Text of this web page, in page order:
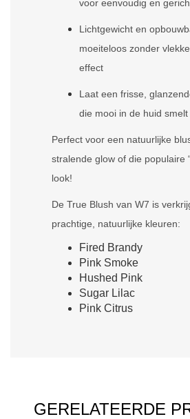
voor eenvoudig en
Lichtgewicht en
moeiteloos zonder
effect
Laat een frisse,
die mooi in de huid smelt
Perfect voor een natuurlijke
stralende glow of die populaire
look!
De True Blush van W7 is
prachtige, natuurlijke kleuren:
Fired Brandy
Pink Smoke
Hushed Pink
Sugar Lilac
Pink Citrus
GERELATEERDE